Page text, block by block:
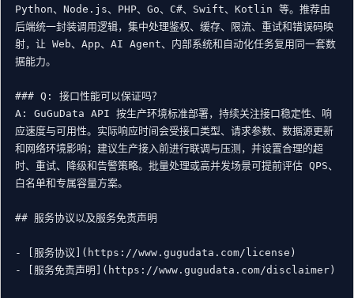
Python、Node.js、PHP、Go、C#、Swift、Kotlin 等。推荐由
后端统一封装调用逻辑，集中处理鉴权、缓存、限流、重试和错误码映
射，让 Web、App、AI Agent、内部系统和自动化任务复用同一套数
据能力。
### Q: 接口性能可以保证吗？
A: GuGuData API 按生产环境标准部署，持续关注接口稳定性、响
应速度与可用性。实际响应时间会受接口类型、请求参数、数据源更新
和网络环境影响；建议生产接入前进行联调与压测，并设置合理的超
时、重试、降级和告警策略。批量处理或高并发场景可提前评估 QPS、
白名单和专属容量方案。
## 服务协议以及服务免责声明
- [服务协议](https://www.gugudata.com/license)
- [服务免责声明](https://www.gugudata.com/disclaimer)